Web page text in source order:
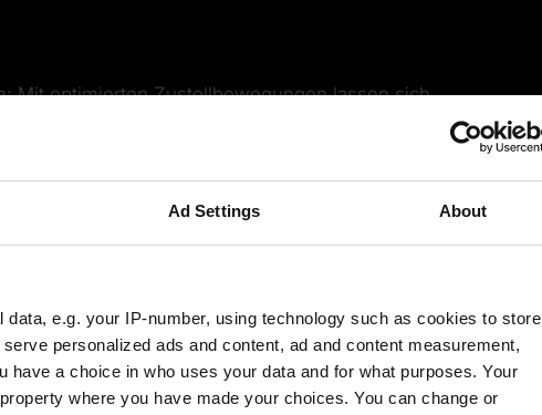
Ad Settings About
data, e.g. your IP-number, using technology such as cookies to store
personalized ads and content, ad and content measurement,
have a choice in who uses your data and for what purposes. Your
where you have made your choices. You can change or
Mit optimierten Zustellbewegungen lassen sich
erzielt werden können, nun
auf der Maschine sorgen zudem neue
mit Bereichsverkleinerung bestimmte Bereiche
über zusätzliche Möglichkeiten zur
Eilgang die Linearachsen nicht synchronisiert
auf einer sicheren Höhe erzeugt. So lässt
Die Maschine stellt maximal schnell zu.